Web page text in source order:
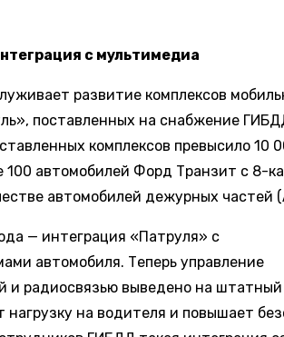
с мультимедиа
развитие комплексов
поставленных на снабжение
комплексов превысило 10
100 автомобилей Форд Транзит с 8-
автомобилей дежурных частей
— интеграция «Патруля» с
автомобиля. Теперь управление
и радиосвязью выведено на штатный
на водителя и повышает